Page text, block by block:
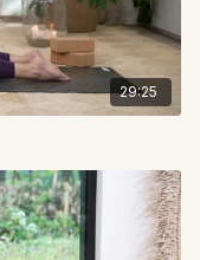
29:25